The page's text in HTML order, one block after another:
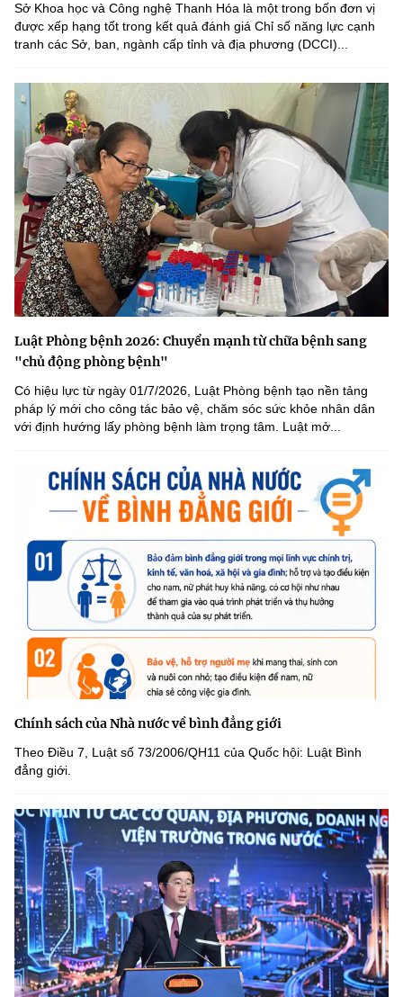
Sở Khoa học và Công nghệ Thanh Hóa là một trong bốn đơn vị
được xếp hạng tốt trong kết quả đánh giá Chỉ số năng lực cạnh
tranh các Sở, ban, ngành cấp tỉnh và địa phương (DCCI)...
Luật Phòng bệnh 2026: Chuyển mạnh từ chữa bệnh sang
"chủ động phòng bệnh"
Có hiệu lực từ ngày 01/7/2026, Luật Phòng bệnh tạo nền tảng
pháp lý mới cho công tác bảo vệ, chăm sóc sức khỏe nhân dân
với định hướng lấy phòng bệnh làm trọng tâm. Luật mở...
Chính sách của Nhà nước về bình đẳng giới
Theo Điều 7, Luật số 73/2006/QH11 của Quốc hội: Luật Bình
đẳng giới.